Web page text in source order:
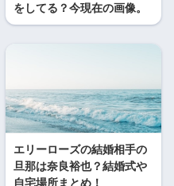
をしてる？今現在の画像。
エリーローズの結婚相手の
旦那は奈良裕也？結婚式や
自宅場所まとめ！